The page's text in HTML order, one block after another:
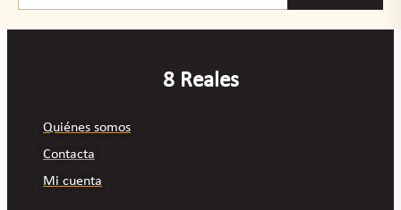
8 Reales
Quiénes somos
Contacta
Mi cuenta